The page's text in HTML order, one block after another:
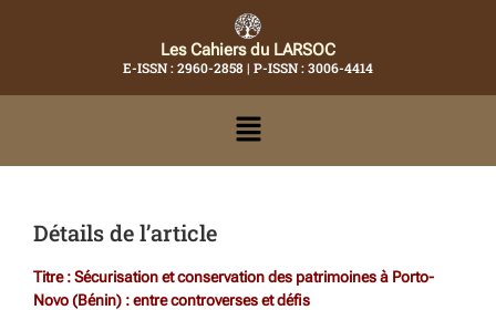
Les Cahiers du LARSOC
E-ISSN : 2960-2858 | P-ISSN : 3006-4414
Détails de l’article
Titre : Sécurisation et conservation des patrimoines à Porto-
Novo (Bénin) : entre controverses et défis